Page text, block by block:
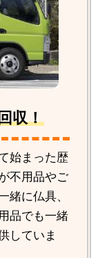
収！
始まった歴
不用品やご
緒に仏具、
品でも一緒
していま